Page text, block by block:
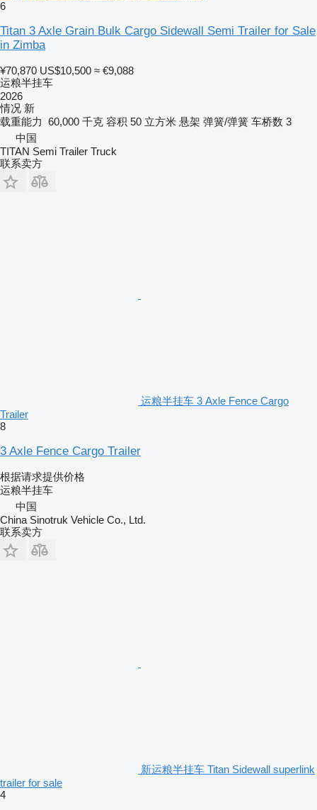
6
Titan 3 Axle Grain Bulk Cargo Sidewall Semi Trailer for Sale
in Zimba
¥70,870 US$10,500 ≈ €9,088
运粮半挂车
2026
情况 新
载重能力 60,000 千克 容积 50 立方米 悬架 弹簧/弹簧 车桥数 3
中国
TITAN Semi Trailer Truck
联系卖方
运粮半挂车 3 Axle Fence Cargo
Trailer
8
3 Axle Fence Cargo Trailer
根据请求提供价格
运粮半挂车
中国
China Sinotruk Vehicle Co., Ltd.
联系卖方
新运粮半挂车 Titan Sidewall superlink
trailer for sale
4